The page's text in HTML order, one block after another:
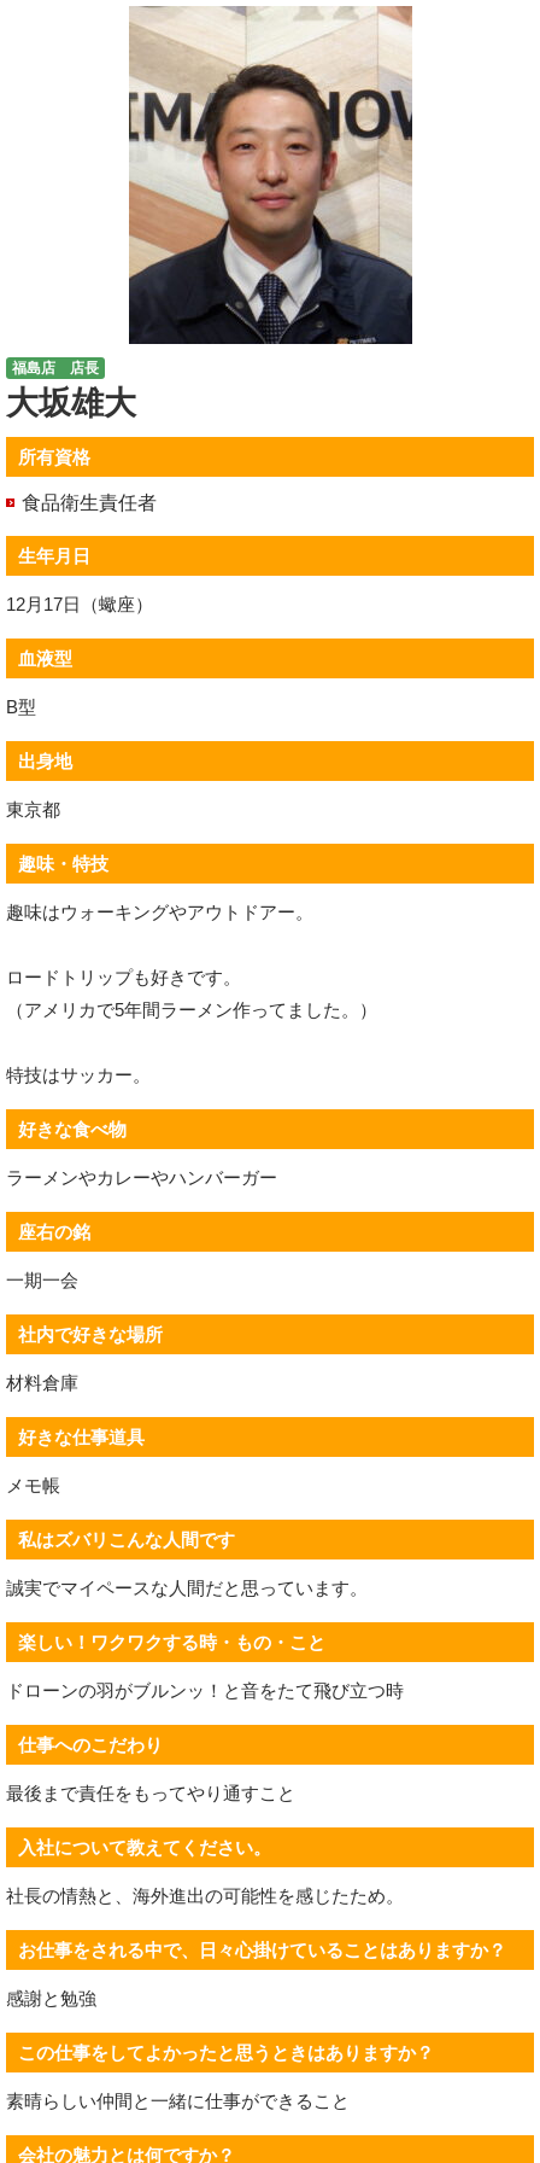
福島店 店長
大坂雄大
所有資格
食品衛生責任者
生年月日
12月17日（蠍座）
血液型
B型
出身地
東京都
趣味・特技
趣味はウォーキングやアウトドアー。
ロードトリップも好きです。
（アメリカで5年間ラーメン作ってました。）
特技はサッカー。
好きな食べ物
ラーメンやカレーやハンバーガー
座右の銘
一期一会
社内で好きな場所
材料倉庫
好きな仕事道具
メモ帳
私はズバリこんな人間です
誠実でマイペースな人間だと思っています。
楽しい！ワクワクする時・もの・こと
ドローンの羽がブルンッ！と音をたて飛び立つ時
仕事へのこだわり
最後まで責任をもってやり通すこと
入社について教えてください。
社長の情熱と、海外進出の可能性を感じたため。
お仕事をされる中で、日々心掛けていることはありますか？
感謝と勉強
この仕事をしてよかったと思うときはありますか？
素晴らしい仲間と一緒に仕事ができること
会社の魅力とは何ですか？